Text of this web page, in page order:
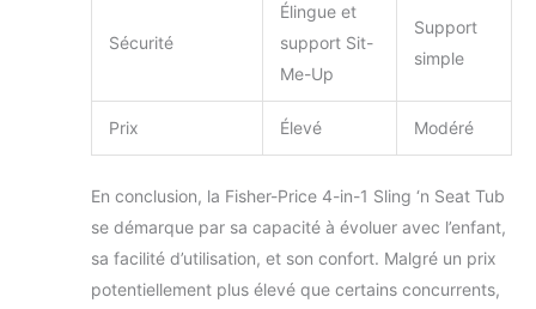
Sécurité
Élingue et
support Sit-
Me-Up
Support
simple
Prix Élevé Modéré
En conclusion, la Fisher-Price 4-in-1 Sling ‘n Seat Tub
se démarque par sa capacité à évoluer avec l’enfant,
sa facilité d’utilisation, et son confort. Malgré un prix
potentiellement plus élevé que certains concurrents,